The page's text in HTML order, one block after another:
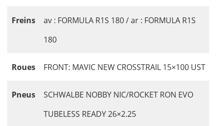
Freins
av : FORMULA R1S 180 / ar : FORMULA R1S
180
Roues FRONT: MAVIC NEW CROSSTRAIL 15×100 UST
Pneus
SCHWALBE NOBBY NIC/ROCKET RON EVO
TUBELESS READY 26×2.25